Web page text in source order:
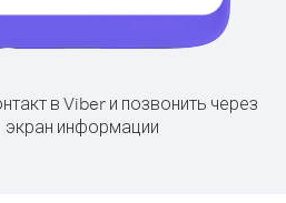
в Viber и позвонить через
экран информации